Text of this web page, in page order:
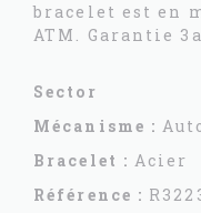
bracelet est en
ATM. Garantie
Sector
Mécanisme :
Bracelet : Acier
Référence :